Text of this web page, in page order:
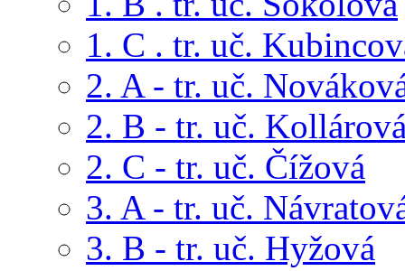
1. C . tr. uč.
2. A - tr. uč.
2. B - tr. uč.
2. C - tr. uč. Čížová
3. A - tr. uč.
3. B - tr. uč. Hyžová